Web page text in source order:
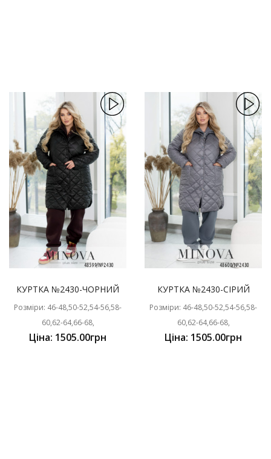
КУРТКА №2430-ЧОРНИЙ
Розміри: 46-48,50-52,54-56,58-
60,62-64,66-68,
Ціна: 1505.00грн
КУРТКА №2430-СІРИЙ
Розміри: 46-48,50-52,54-56,58-
60,62-64,66-68,
Ціна: 1505.00грн